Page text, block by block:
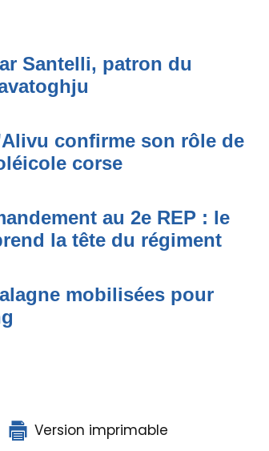
Santelli, patron du
confirme son rôle de
corse
au 2e REP : le
la tête du régiment
mobilisées pour
Version imprimable